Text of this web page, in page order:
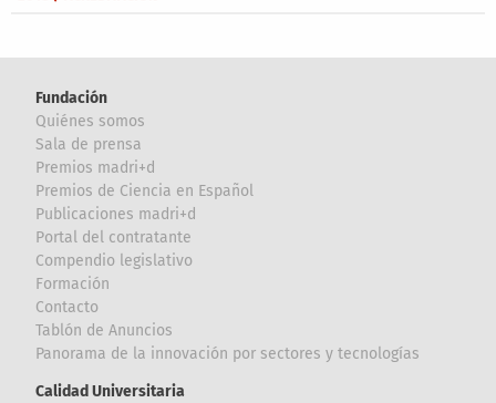
Fundación
Quiénes somos
Sala de prensa
Premios madri+d
Premios de Ciencia en Español
Publicaciones madri+d
Portal del contratante
Compendio legislativo
Formación
Contacto
Tablón de Anuncios
Panorama de la innovación por sectores y tecnologías
Calidad Universitaria